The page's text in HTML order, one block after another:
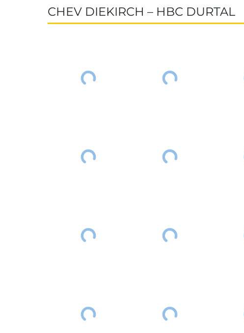
CHEV DIEKIRCH – HBC DURTAL